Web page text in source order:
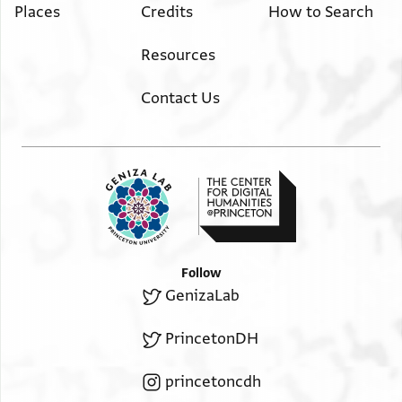
] יאתיו ויובלו אל שורות
Places Credits
Resources
Contact Us
How to Search
Follow
GenizaLab
PrincetonDH
princetoncdh